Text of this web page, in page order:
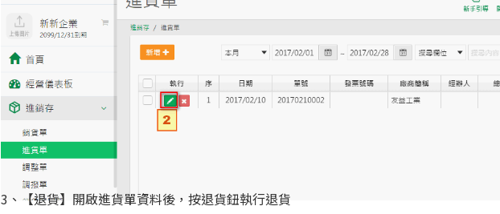
3、【退貨】開啟進貨單資料後，按退貨鈕執行退貨